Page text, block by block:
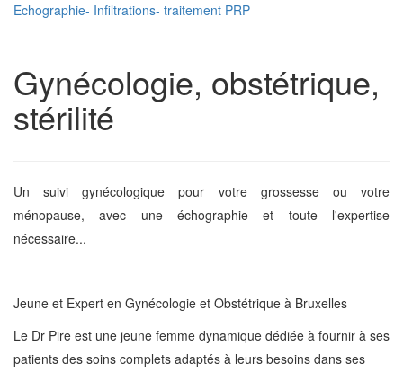
Echographie- Infiltrations- traitement PRP
Gynécologie, obstétrique,
stérilité
Un suivi gynécologique pour votre grossesse ou votre
ménopause, avec une échographie et toute l'expertise
nécessaire...
Jeune et Expert en Gynécologie et Obstétrique à Bruxelles
Le Dr Pire est une jeune femme dynamique dédiée à fournir à ses
patients des soins complets adaptés à leurs besoins dans ses